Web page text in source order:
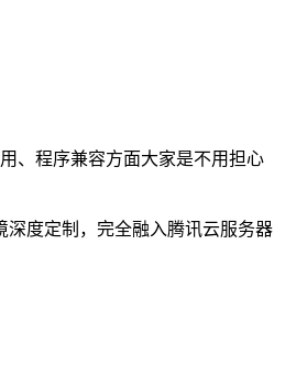
、程序兼容方面大家是不用担心
深度定制，完全融入腾讯云服务器